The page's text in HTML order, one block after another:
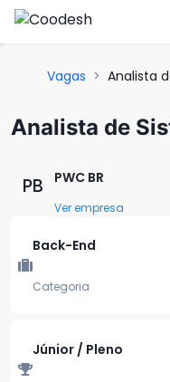
Vagas > Analista
Analista de
PB PWC BR
Ver empresa
Back-End
Categoria
Júnior / Pleno